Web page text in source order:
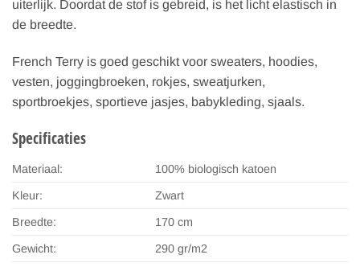
uiterlijk. Doordat de stof is gebreid, is het licht elastisch in
de breedte.
French Terry is goed geschikt voor sweaters, hoodies,
vesten, joggingbroeken, rokjes, sweatjurken,
sportbroekjes, sportieve jasjes, babykleding, sjaals.
Specificaties
Materiaal: 100% biologisch katoen
Kleur: Zwart
Breedte: 170 cm
Gewicht: 290 gr/m2